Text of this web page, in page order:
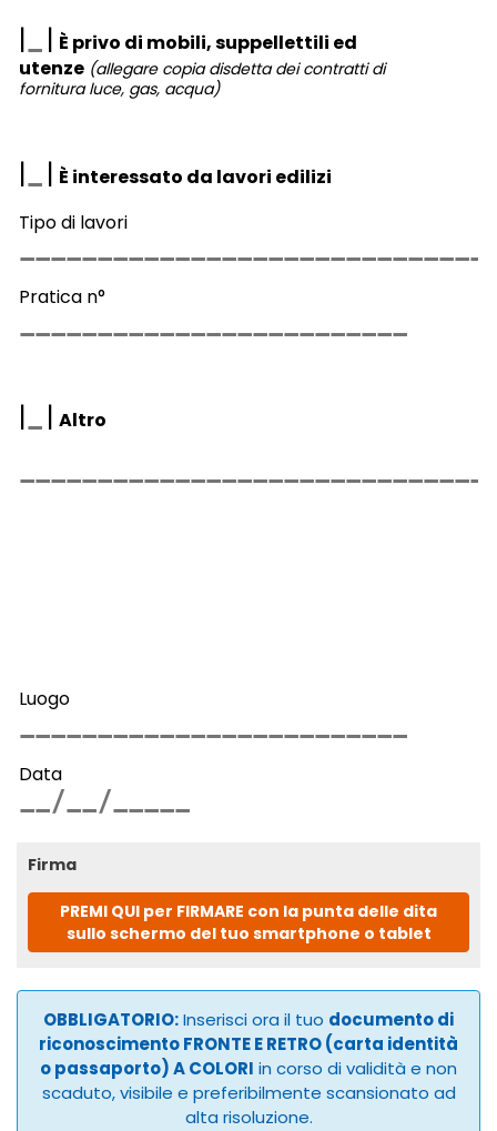
| | È privo di mobili, suppellettili ed
utenze (allegare copia disdetta dei contratti di
fornitura luce, gas, acqua)
| | È interessato da lavori edilizi
Tipo di lavori
Pratica n°
| | Altro
Luogo
Data
Firma
PREMI QUI per FIRMARE con la punta delle dita
sullo schermo del tuo smartphone o tablet
OBBLIGATORIO:Inserisci ora il tuo documento di
riconoscimento FRONTE E RETRO (carta identità
o passaporto) A COLORI in corso di validità e non
scaduto, visibile e preferibilmente scansionato ad
alta risoluzione.